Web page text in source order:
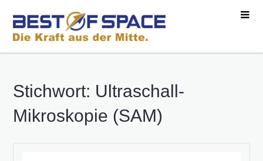
Stichwort: Ultraschall-
Mikroskopie (SAM)